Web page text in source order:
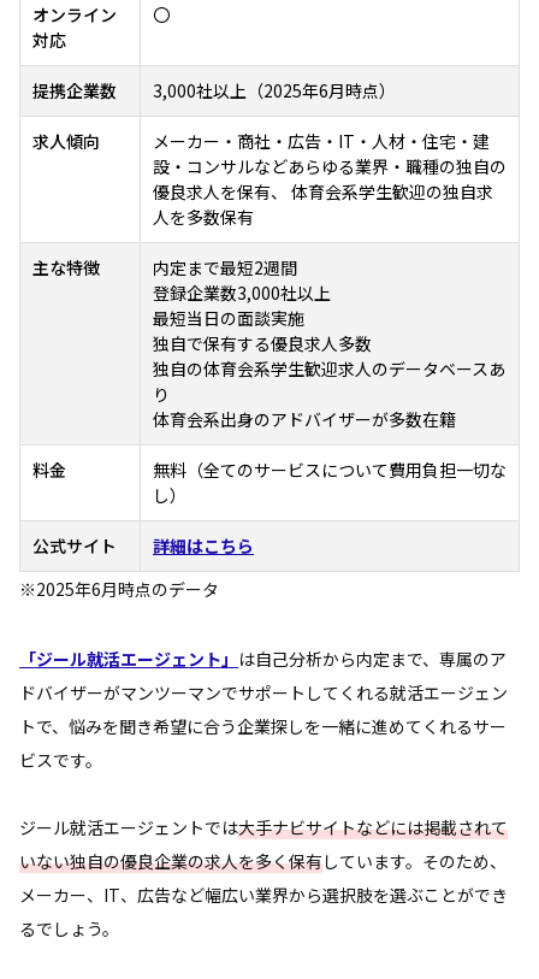
オンライン
対応
〇
提携企業数 3,000社以上（2025年6月時点）
求人傾向
メーカー・商社・広告・IT・人材・住宅・建
設・コンサルなどあらゆる業界・職種の独自の
優良求人を保有、 体育会系学生歓迎の独自求
人を多数保有
主な特徴
内定まで最短2週間
登録企業数3,000社以上
最短当日の面談実施
独自で保有する優良求人多数
独自の体育会系学生歓迎求人のデータベースあ
り
体育会系出身のアドバイザーが多数在籍
料金
無料（全てのサービスについて費用負担一切な
し）
公式サイト
詳細はこちら
※2025年6月時点のデータ
「ジール就活エージェント」 は自己分析から内定まで、専属のア
ドバイザーがマンツーマンでサポートしてくれる就活エージェン
トで、悩みを聞き希望に合う企業探しを一緒に進めてくれるサー
ビスです。
ジール就活エージェントでは大手ナビサイトなどには掲載されて
いない独自の優良企業の求人を多く保有しています。そのため、
メーカー、IT、広告など幅広い業界から選択肢を選ぶことができ
るでしょう。